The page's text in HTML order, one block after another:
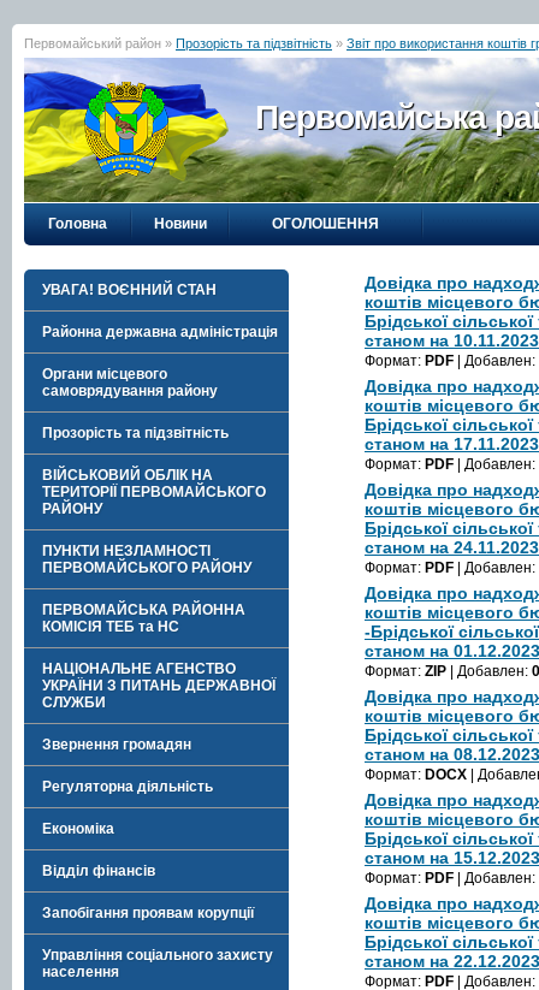
Первомайський район » Прозорість та підзвітність » Звіт про використання коштів
Первомайська
Головна Новини ОГОЛОШЕННЯ
УВАГА! ВОЄННИЙ СТАН
Районна державна адміністрація
Органи місцевого
самоврядування району
Прозорість та підзвітність
ВІЙСЬКОВИЙ ОБЛІК НА
ТЕРИТОРІЇ ПЕРВОМАЙСЬКОГО
РАЙОНУ
ПУНКТИ НЕЗЛАМНОСТІ
ПЕРВОМАЙСЬКОГО РАЙОНУ
ПЕРВОМАЙСЬКА РАЙОННА
КОМІСІЯ ТЕБ та НС
НАЦІОНАЛЬНЕ АГЕНСТВО
УКРАЇНИ З ПИТАНЬ ДЕРЖАВНОЇ
СЛУЖБИ
Звернення громадян
Регуляторна діяльність
Економіка
Відділ фінансів
Запобігання проявам корупції
Управління соціального захисту
населення
Довідка про
коштів місцевого
Брідської
станом на
Формат: PDF | Добавлен:
Довідка про
коштів місцевого
Брідської
станом на
Формат: PDF | Добавлен:
Довідка про
коштів місцевого
Брідської
станом на
Формат: PDF | Добавлен:
Довідка про
коштів місцевого
-Брідської
станом на 01.12.2023
Формат: ZIP | Добавлен:
Довідка про
коштів місцевого
Брідської
станом на 08.12.2023
Формат: DOCX |
Довідка про
коштів місцевого
Брідської
станом на 15.12.2023
Формат: PDF | Добавлен:
Довідка про
коштів місцевого
Брідської
станом на 22.12.2023
Формат: PDF | Добавлен: